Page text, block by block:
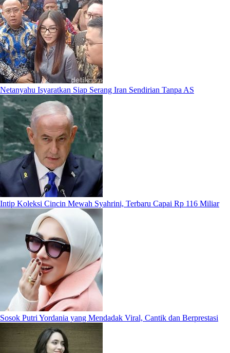
Netanyahu Isyaratkan Siap Serang Iran Sendirian Tanpa AS
Intip Koleksi Cincin Mewah Syahrini, Terbaru Capai Rp 116 Miliar
Sosok Putri Yordania yang Mendadak Viral, Cantik dan Berprestasi